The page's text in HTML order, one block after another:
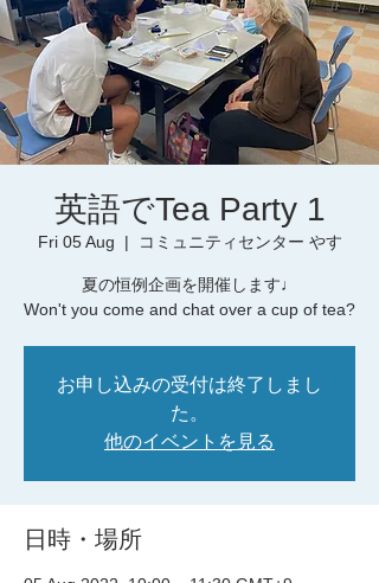
英語でTea Party 1
Fri 05 Aug
  |
コミュニティセンター やす
夏の恒例企画を開催します♩
お申し込みの受付は終了しまし
た。
他のイベントを見る
日時・場所